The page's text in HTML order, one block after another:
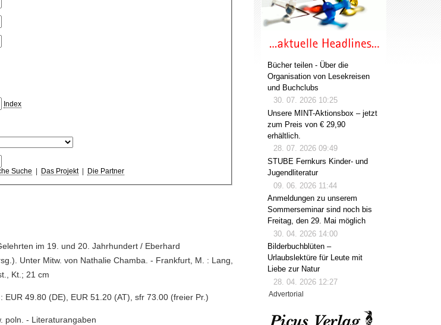
Index
Suche Das Projekt| Die Partner
im 19. und 20. Jahrhundert / Eberhard
Unter Mitw. von Nathalie Chamba. - Frankfurt, M. : Lang,
Kt.; 21 cm
EUR 49.80 (DE), EUR 51.20 (AT), sfr 73.00 (freier Pr.)
poln. - Literaturangaben
Bücher teilen - Über die
Organisation von Lesekreisen
und Buchclubs
30. 07. 2026 10:25
Unsere MINT-Aktionsbox – jetzt
zum Preis von € 29,90
erhältlich.
28. 07. 2026 09:49
STUBE Fernkurs Kinder- und
Jugendliteratur
09. 06. 2026 11:44
Anmeldungen zu unserem
Sommerseminar sind noch bis
Freitag, den 29. Mai möglich
30. 04. 2026 14:00
Bilderbuchblüten –
Urlaubslektüre für Leute mit
Liebe zur Natur
28. 04. 2026 12:27
Advertorial